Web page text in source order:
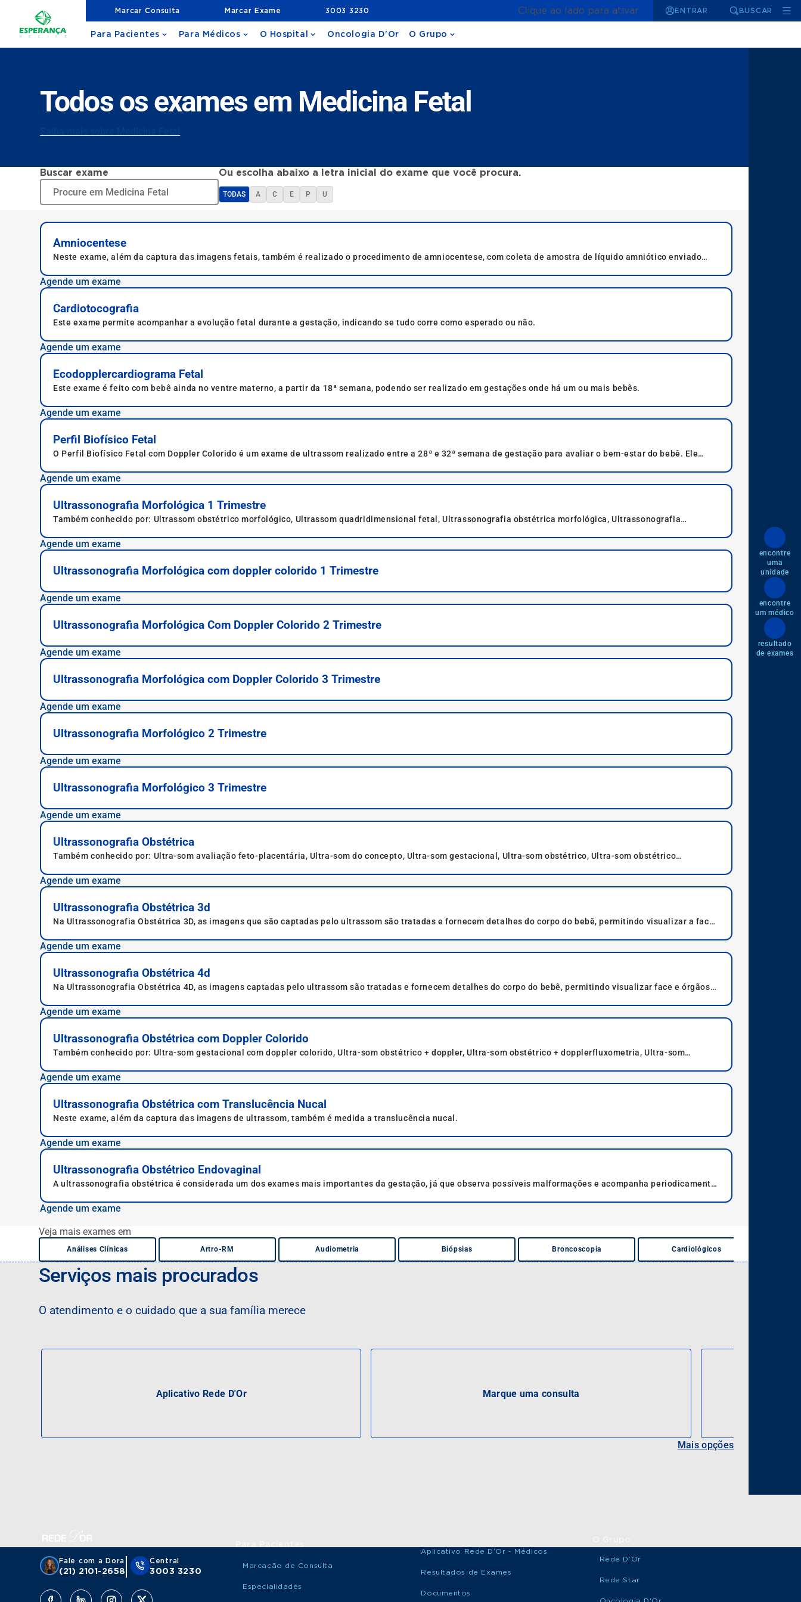
Marcar Consulta Marcar Exame 3003 3230 Clique ao lado para ativar ENTRAR BUSCAR
Para Pacientes Para Médicos O Hospital Oncologia D'Or O Grupo
Todos os exames em Medicina Fetal
Buscar exame Ou escolha abaixo a letra inicial do exame que você procura.
TODAS A C E P U
Amniocentese
Neste exame, além da captura das imagens fetais, também é realizado o procedimento de amniocentese, com coleta de amostra de líquido amniótico enviado
Agende um exame
Cardiotocografia
Este exame permite acompanhar a evolução fetal durante a gestação, indicando se tudo corre como esperado ou não.
Agende um exame
Ecodopplercardiograma Fetal
Este exame é feito com bebê ainda no ventre materno, a partir da 18ª semana, podendo ser realizado em gestações onde há um ou mais bebês.
Agende um exame
Perfil Biofísico Fetal
O Perfil Biofísico Fetal com Doppler Colorido é um exame de ultrassom realizado entre a 28ª e 32ª semana de gestação para avaliar o bem-estar do bebê. Ele
indolor e ajuda a prevenir complicações.
Agende um exame
Ultrassonografia Morfológica 1 Trimestre
Também conhecido por: Ultrassom obstétrico morfológico, Ultrassom quadridimensional fetal, Ultrassonografia obstétrica morfológica, Ultrassonografia
Agende um exame
Ultrassonografia Morfológica com doppler colorido 1 Trimestre
Agende um exame
Ultrassonografia Morfológica Com Doppler Colorido 2 Trimestre
Agende um exame
Ultrassonografia Morfológica com Doppler Colorido 3 Trimestre
Agende um exame
Ultrassonografia Morfológico 2 Trimestre
Agende um exame
Ultrassonografia Morfológico 3 Trimestre
Agende um exame
Ultrassonografia Obstétrica
Também conhecido por: Ultra-som avaliação feto-placentária, Ultra-som do concepto, Ultra-som gestacional, Ultra-som obstétrico, Ultra-som obstétrico
Agende um exame
Ultrassonografia Obstétrica 3d
Na Ultrassonografia Obstétrica 3D, as imagens que são captadas pelo ultrassom são tratadas e fornecem detalhes do corpo do bebê, permitindo visualizar a face
Agende um exame
Ultrassonografia Obstétrica 4d
Na Ultrassonografia Obstétrica 4D, as imagens captadas pelo ultrassom são tratadas e fornecem detalhes do corpo do bebê, permitindo visualizar face e órgãos
Agende um exame
Ultrassonografia Obstétrica com Doppler Colorido
Também conhecido por: Ultra-som gestacional com doppler colorido, Ultra-som obstétrico + doppler, Ultra-som obstétrico + dopplerfluxometria, Ultra-som
Agende um exame
Ultrassonografia Obstétrica com Translucência Nucal
Neste exame, além da captura das imagens de ultrassom, também é medida a translucência nucal.
Agende um exame
Ultrassonografia Obstétrico Endovaginal
A ultrassonografia obstétrica é considerada um dos exames mais importantes da gestação, já que observa possíveis malformações e acompanha periodicamente
Agende um exame
Veja mais exames em
Análises Clínicas Artro-RM Audiometria Biópsias Broncoscopia Cardiológicos
Serviços mais procurados
O atendimento e o cuidado que a sua família merece
Aplicativo Rede D'Or Marque uma consulta
Mais opções
encontre
uma
unidade
encontre
um médico
resultado
de exames
Fale com a Dora
(21) 2101-2658
Central
3003 3230
Marcação de Consulta
Especialidades
Aplicativo Rede D’Or - Médicos
Resultados de Exames
Documentos
Rede D’Or
Rede Star